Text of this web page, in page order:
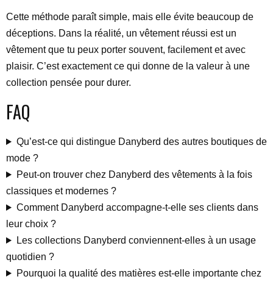
Cette méthode paraît simple, mais elle évite beaucoup de
déceptions. Dans la réalité, un vêtement réussi est un
vêtement que tu peux porter souvent, facilement et avec
plaisir. C’est exactement ce qui donne de la valeur à une
collection pensée pour durer.
FAQ
Qu’est-ce qui distingue Danyberd des autres boutiques de
mode ?
Peut-on trouver chez Danyberd des vêtements à la fois
classiques et modernes ?
Comment Danyberd accompagne-t-elle ses clients dans
leur choix ?
Les collections Danyberd conviennent-elles à un usage
quotidien ?
Pourquoi la qualité des matières est-elle importante chez